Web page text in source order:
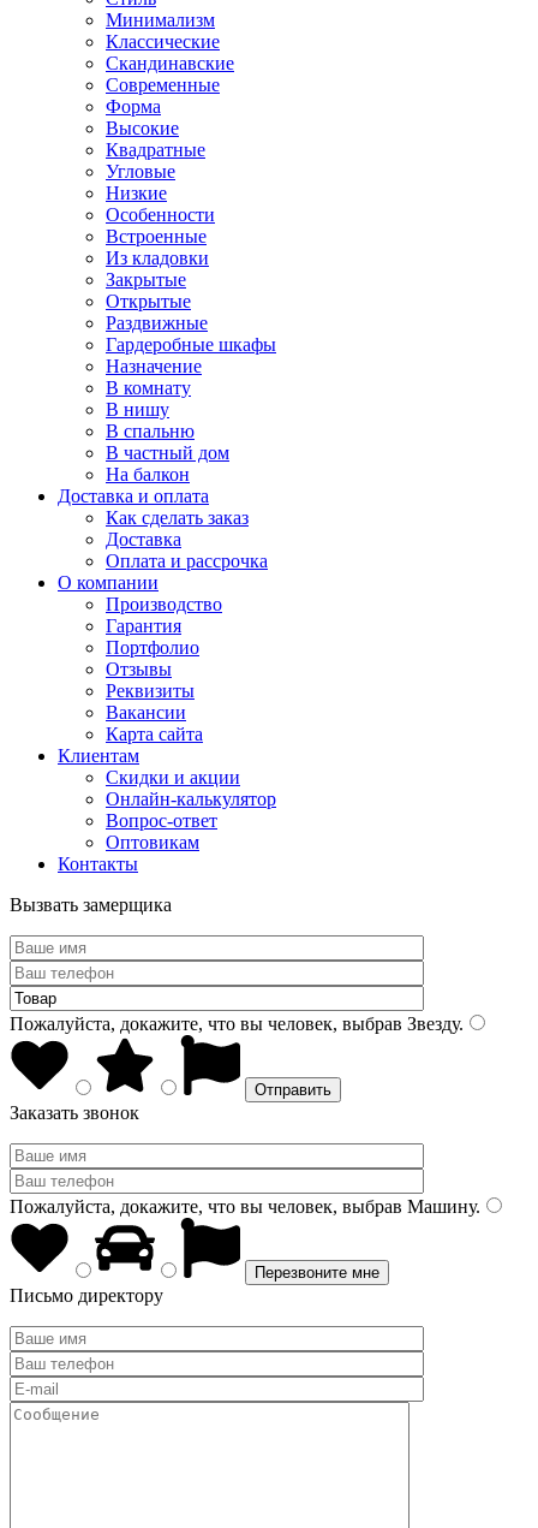
Минимализм
Классические
Скандинавские
Современные
Форма
Высокие
Квадратные
Угловые
Низкие
Особенности
Встроенные
Из кладовки
Закрытые
Открытые
Раздвижные
Гардеробные шкафы
Назначение
В комнату
В нишу
В спальню
В частный дом
На балкон
Доставка и оплата
Как сделать заказ
Доставка
Оплата и рассрочка
О компании
Производство
Гарантия
Портфолио
Отзывы
Реквизиты
Вакансии
Карта сайта
Клиентам
Скидки и акции
Онлайн-калькулятор
Вопрос-ответ
Оптовикам
Контакты
Вызвать замерщика
Пожалуйста, докажите, что вы человек, выбрав Звезду.
Заказать звонок
Пожалуйста, докажите, что вы человек, выбрав Машину.
Письмо директору